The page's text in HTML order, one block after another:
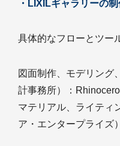
・LIXILギャラリーの
具体的なフローとツー
図面制作、モデリング
計事務所）：
マテリアル、ライティ
ア・エンタープライズ